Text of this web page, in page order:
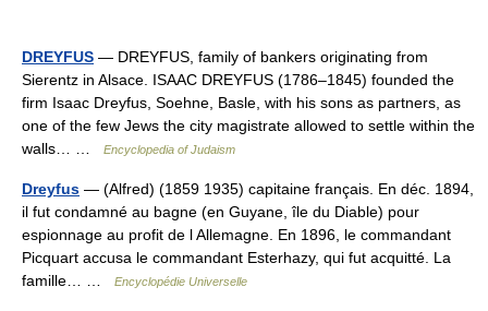
DREYFUS — DREYFUS, family of bankers originating from
Sierentz in Alsace. ISAAC DREYFUS (1786–1845) founded the
firm Isaac Dreyfus, Soehne, Basle, with his sons as partners, as
one of the few Jews the city magistrate allowed to settle within the
walls… …
Encyclopedia of Judaism
Dreyfus — (Alfred) (1859 1935) capitaine français. En déc. 1894,
il fut condamné au bagne (en Guyane, île du Diable) pour
espionnage au profit de l Allemagne. En 1896, le commandant
Picquart accusa le commandant Esterhazy, qui fut acquitté. La
famille… …
Encyclopédie Universelle